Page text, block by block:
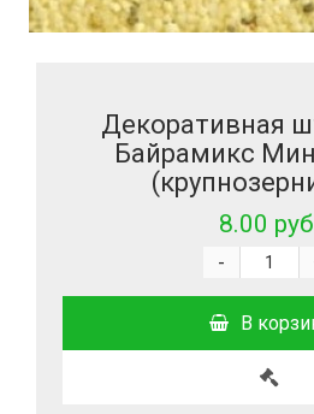
Декоративная
Байрамикс
8.00
-
В